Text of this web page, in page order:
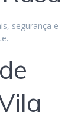
segurança e